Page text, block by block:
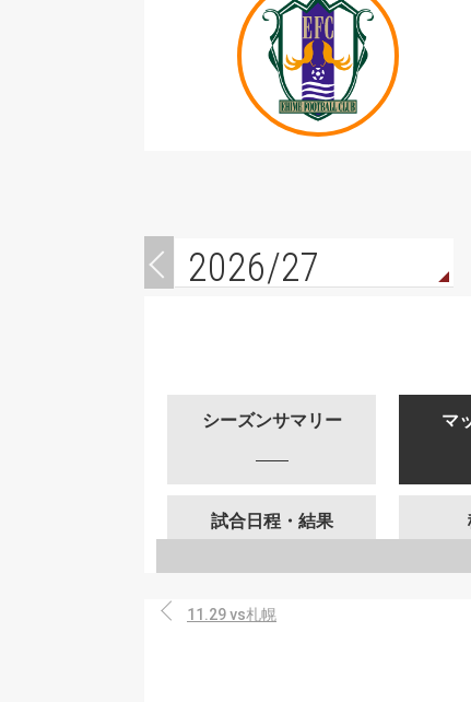
2026/27
シーズンサマリー マ
試合日程・結果
11.29 vs札幌